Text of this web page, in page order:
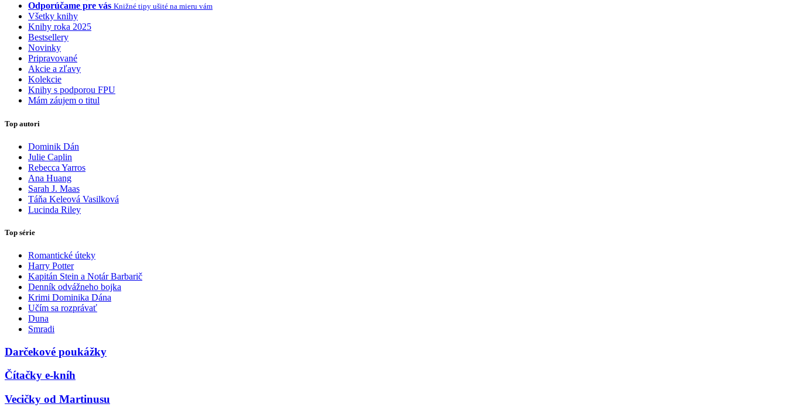
Odporúčame pre vás Knižné tipy ušité na mieru vám
Všetky knihy
Knihy roka 2025
Bestsellery
Novinky
Pripravované
Akcie a zľavy
Kolekcie
Knihy s podporou FPU
Mám záujem o titul
Top autori
Dominik Dán
Julie Caplin
Rebecca Yarros
Ana Huang
Sarah J. Maas
Táňa Keleová Vasilková
Lucinda Riley
Top série
Romantické úteky
Harry Potter
Kapitán Stein a Notár Barbarič
Denník odvážneho bojka
Krimi Dominika Dána
Učím sa rozprávať
Duna
Smradi
Darčekové poukážky
Čítačky e-kníh
Vecičky od Martinusu